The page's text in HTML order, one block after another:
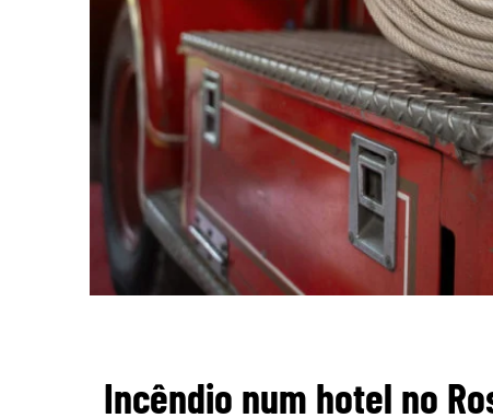
Incêndio num hotel no